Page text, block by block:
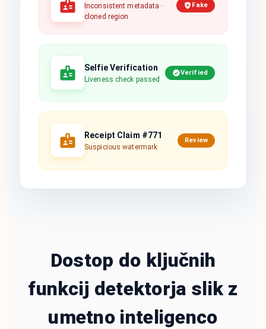
Inconsistent metadata ·
cloned region
Fake
Selfie Verification
Liveness check passed
Verified
Receipt Claim #771
Suspicious watermark
Review
Dostop do ključnih
funkcij detektorja slik z
umetno inteligenco